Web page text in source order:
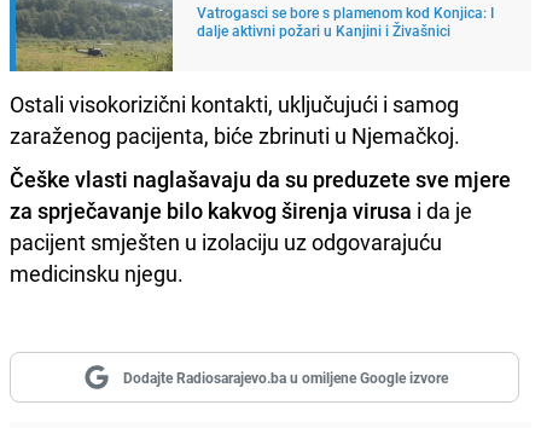
Vatrogasci se bore s plamenom kod Konjica: I
dalje aktivni požari u Kanjini i Živašnici
Ostali visokorizični kontakti, uključujući i samog
zaraženog pacijenta, biće zbrinuti u Njemačkoj.
Češke vlasti naglašavaju da su preduzete sve mjere
za sprječavanje bilo kakvog širenja virusa i da je
pacijent smješten u izolaciju uz odgovarajuću
medicinsku njegu.
Dodajte Radiosarajevo.ba u omiljene Google izvore